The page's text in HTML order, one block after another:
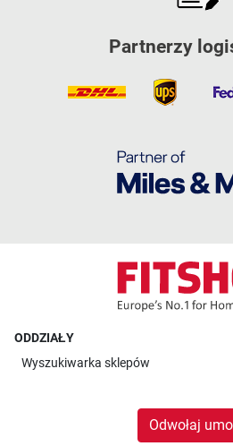
Partnerzy
ODDZIAŁY
Wyszukiwarka sklepów
Odwołaj